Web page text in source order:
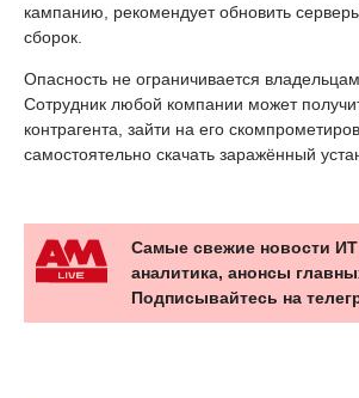
кампанию, рекомендует обновить
сборок.
Опасность не ограничивается
Сотрудник любой компании может
контрагента, зайти на его
самостоятельно скачать заражённый
Самые свежие новости
аналитика, анонсы
Подписывайтесь на